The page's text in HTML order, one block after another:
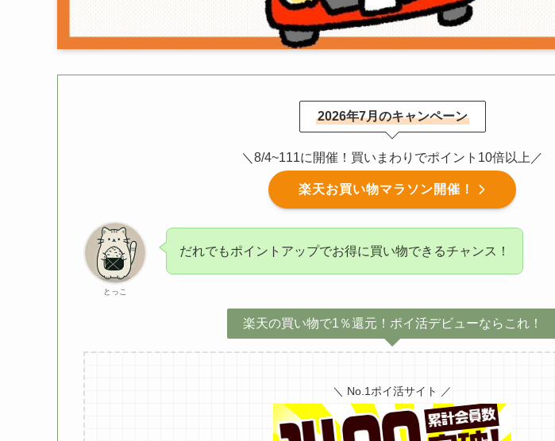
2026年7月のキャンペーン
＼8/4~111に開催！買いまわりでポイント10倍以上／
楽天お買い物マラソン開催！
とっこ
だれでもポイントアップでお得に買い物できるチャンス！
楽天の買い物で1％還元！ポイ活デビューならこれ！
＼ No.1ポイ活サイト ／